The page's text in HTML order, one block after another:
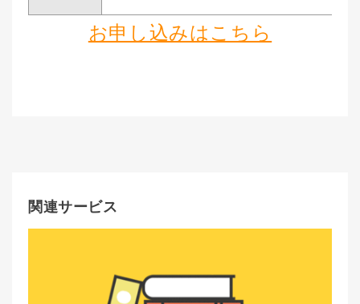
お申し込みはこちら
関連サービス